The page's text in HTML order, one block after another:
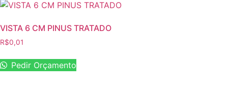
VISTA 6 CM PINUS TRATADO
R$0,01
Pedir Orçamento